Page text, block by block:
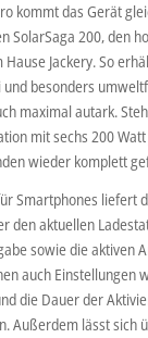
kommt das Gerät
SolarSaga 200, den
Jackery. So
besonders
maximal autark.
mit sechs 200
wieder komplett
Smartphones liefert
den aktuellen
sowie die aktiven
auch Einstellungen
die Dauer der
Außerdem lässt sich